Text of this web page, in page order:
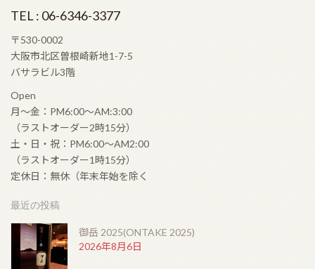
TEL : 06-6346-3377
〒530-0002
大阪市北区曽根崎新地1-7-5
バサラビル3階
Open
月〜金：PM6:00〜AM:3:00
（ラストオーダー2時15分）
土・日・祝：PM6:00〜AM2:00
（ラストオーダー1時15分）
定休日：無休（年末年始を除く
最近の投稿
御岳 2025(ONTAKE 2025)
2026年8月6日